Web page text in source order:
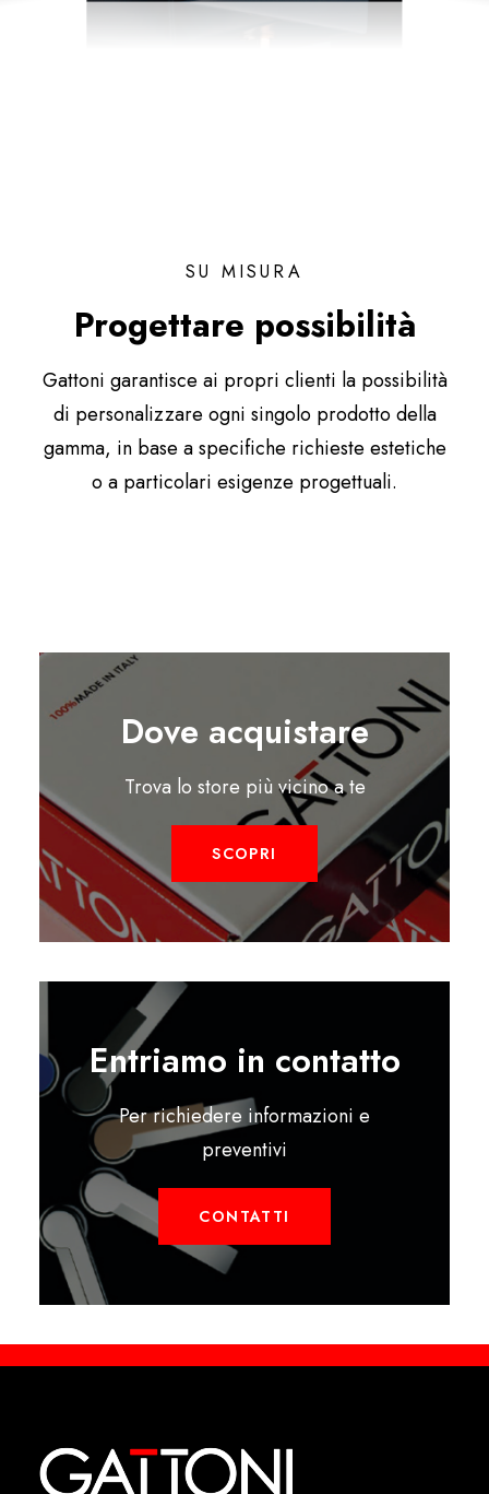
SU MISURA
Progettare possibilità
Gattoni garantisce ai propri clienti la possibilità
di personalizzare ogni singolo prodotto della
gamma, in base a specifiche richieste estetiche
o a particolari esigenze progettuali.
Dove acquistare
Trova lo store più vicino a te
SCOPRI
Entriamo in contatto
Per richiedere informazioni e
preventivi
CONTATTI